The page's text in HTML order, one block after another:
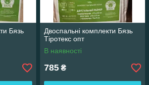
Бязь
Двоспальні комплекти Бязь
Тіротекс опт
В наявності
785 ₴